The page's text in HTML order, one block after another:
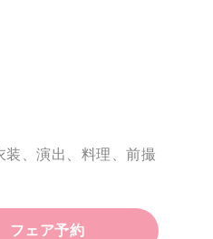
装、演出、料理、前撮
フェア予約